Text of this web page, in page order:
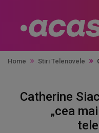
Home Stiri Telenovele
Catherine
„cea